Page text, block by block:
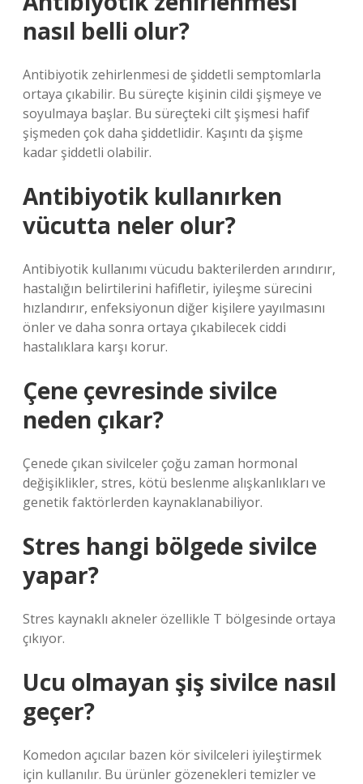
nasıl belli olur?
Antibiyotik zehirlenmesi de şiddetli semptomlarla
ortaya çıkabilir. Bu süreçte kişinin cildi şişmeye ve
soyulmaya başlar. Bu süreçteki cilt şişmesi hafif
şişmeden çok daha şiddetlidir. Kaşıntı da şişme
kadar şiddetli olabilir.
Antibiyotik kullanırken
vücutta neler olur?
Antibiyotik kullanımı vücudu bakterilerden arındırır,
hastalığın belirtilerini hafifletir, iyileşme sürecini
hızlandırır, enfeksiyonun diğer kişilere yayılmasını
önler ve daha sonra ortaya çıkabilecek ciddi
hastalıklara karşı korur.
Çene çevresinde sivilce
neden çıkar?
Çenede çıkan sivilceler çoğu zaman hormonal
değişiklikler, stres, kötü beslenme alışkanlıkları ve
genetik faktörlerden kaynaklanabiliyor.
Stres hangi bölgede sivilce
yapar?
Stres kaynaklı akneler özellikle T bölgesinde ortaya
çıkıyor.
Ucu olmayan şiş sivilce nasıl
geçer?
Komedon açıcılar bazen kör sivilceleri iyileştirmek
için kullanılır. Bu ürünler gözenekleri temizler ve